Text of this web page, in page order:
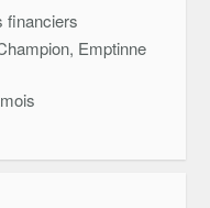
financiers
Emptinne